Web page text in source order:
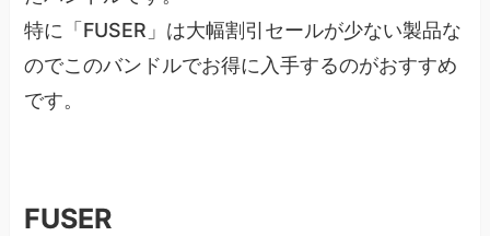
特に「FUSER」は大幅割引セールが少ない製品な
のでこのバンドルでお得に入手するのがおすすめ
です。
FUSER